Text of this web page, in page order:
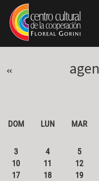
Pasar al contenido principal
Jump to main content
«
DOM LUN MAR
3
4 5
10
11 12
17
18 19